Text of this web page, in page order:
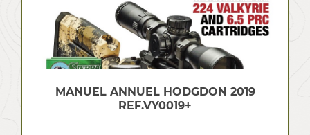
MANUEL ANNUEL HODGDON 2019
REF.VY0019+